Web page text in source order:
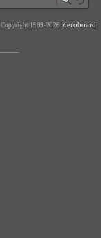
Copyright 1999-2026 Zeroboard